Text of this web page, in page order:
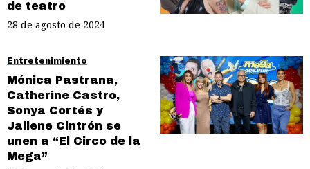
de teatro
28 de agosto de 2024
Entretenimiento
Mónica Pastrana,
Catherine Castro,
Sonya Cortés y
Jailene Cintrón se
unen a “El Circo de la
Mega”